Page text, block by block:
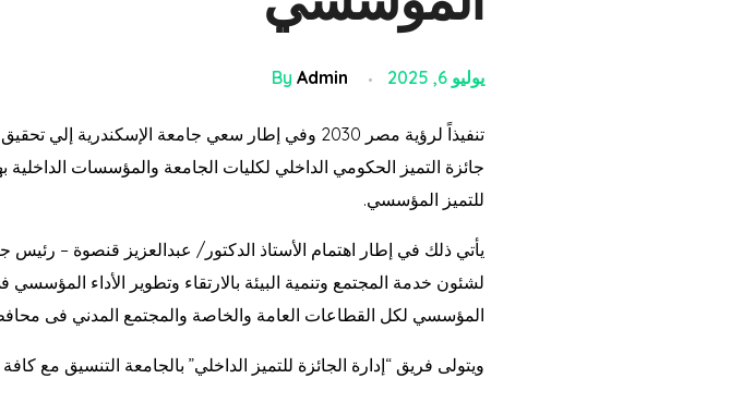
يوليو 6, 2025 By Admin
تنفيذاً لرؤية مصر 2030 وفي إطار سعي جامعة
للتميز المؤسسي.
يأتي ذلك في إطار اهتمام الأستاذ الدكتور/ عبدالعزيز قنصوة – رئيس
لشئون خدمة المجتمع وتنمية البيئة بالارتقاء وتطوير الأداء
المؤسسي لكل القطاعات العامة والخاصة والمجتمع المدني فى
ويتولى فريق “إدارة الجائزة للتميز الداخلي” بالجامعة التنسيق مع